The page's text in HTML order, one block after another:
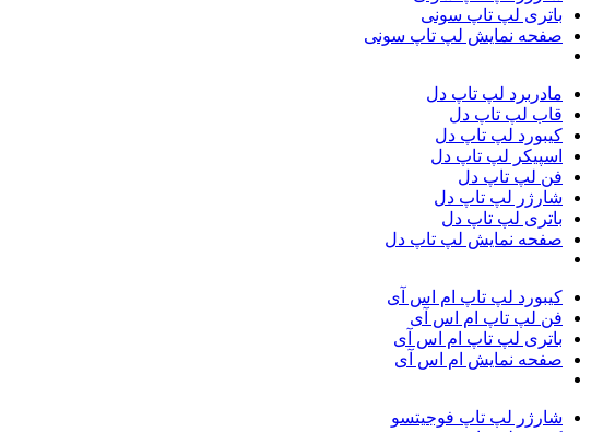
باتری لپ تاپ سونی
صفحه نمایش لپ تاپ سونی
مادربرد لپ تاپ دل
قاب لپ تاپ دل
کیبورد لپ تاپ دل
اسپیکر لپ تاپ دل
فن لپ تاپ دل
شارژر لپ تاپ دل
باتری لپ تاپ دل
صفحه نمایش لپ تاپ دل
کیبورد لپ تاپ ام اس آی
فن لپ تاپ ام اس آی
باتری لپ تاپ ام‌ اس‌ آی
صفحه نمایش ام اس آی
شارژر لپ تاپ فوجیتسو